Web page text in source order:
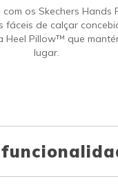
os Skechers Hands
fáceis de calçar
Heel Pillow™ que
lugar.